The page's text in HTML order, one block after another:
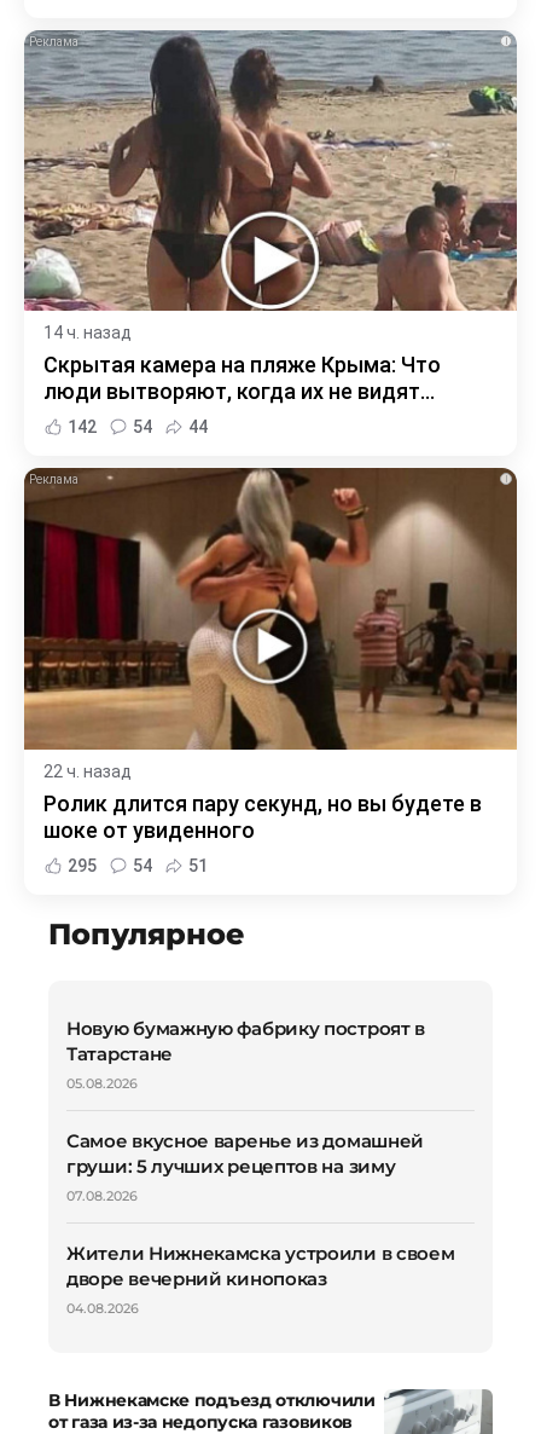
i
14 ч. назад
Скрытая камера на пляже Крыма: Что
люди вытворяют, когда их не видят...
142 54 44
i
22 ч. назад
Ролик длится пару секунд, но вы будете в
шоке от увиденного
295 54 51
Популярное
Новую бумажную фабрику построят в
Татарстане
05.08.2026
Самое вкусное варенье из домашней
груши: 5 лучших рецептов на зиму
07.08.2026
Жители Нижнекамска устроили в своем
дворе вечерний кинопоказ
04.08.2026
В Нижнекамске подъезд отключили
от газа из-за недопуска газовиков